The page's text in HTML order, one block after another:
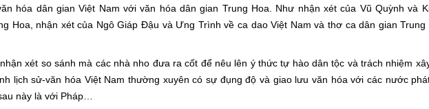
hóa dân gian Việt Nam với văn hóa dân gian Trung Hoa. Như nhận xét của Vũ Quỳnh và
Hoa, nhận xét của Ngô Giáp Đậu và Ưng Trình về ca dao Việt Nam và thơ ca dân gian Trung
so sánh mà các nhà nho đưa ra cốt để nêu lên ý thức tự hào dân tộc và trách nhiệm
lịch sử-văn hóa Việt Nam thường xuyên có sự đụng độ và giao lưu văn hóa với các nước
này là với Pháp…